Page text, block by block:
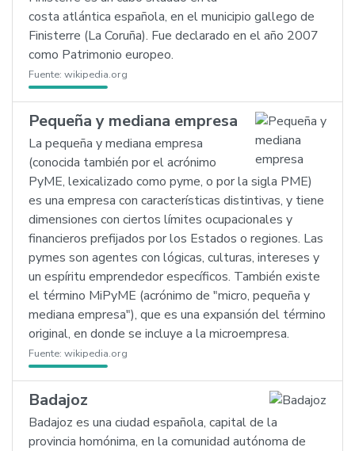
costa atlántica española, en el municipio gallego de
Finisterre (La Coruña). Fue declarado en el año 2007
como Patrimonio europeo.
Fuente: wikipedia.org
Pequeña y mediana empresa
La pequeña y mediana empresa
(conocida también por el acrónimo
PyME, lexicalizado como pyme, o por la sigla PME)
es una empresa con características distintivas, y tiene
dimensiones con ciertos límites ocupacionales y
financieros prefijados por los Estados o regiones. Las
pymes son agentes con lógicas, culturas, intereses y
un espíritu emprendedor específicos. También existe
el término MiPyME (acrónimo de "micro, pequeña y
mediana empresa"), que es una expansión del término
original, en donde se incluye a la microempresa.
Fuente: wikipedia.org
Badajoz
Badajoz es una ciudad española, capital de la
provincia homónima, en la comunidad autónoma de